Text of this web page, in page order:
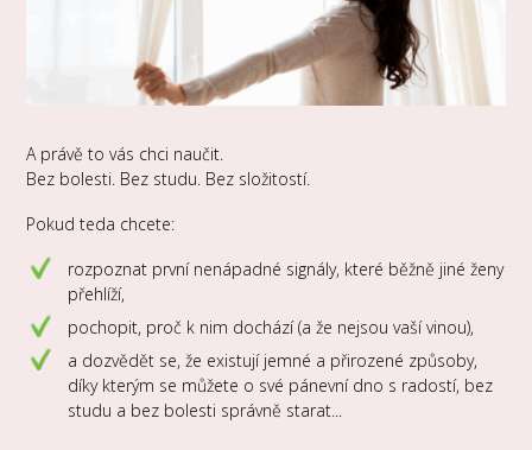
A právě to vás chci naučit.
Bez bolesti. Bez studu. Bez složitostí.
Pokud teda chcete:
rozpoznat první nenápadné signály, které běžně jiné ženy
přehlíží,
pochopit, proč k nim dochází (a že nejsou vaší vinou),
a dozvědět se, že existují jemné a přirozené způsoby,
díky kterým se můžete o své pánevní dno s radostí, bez
studu a bez bolesti správně starat...